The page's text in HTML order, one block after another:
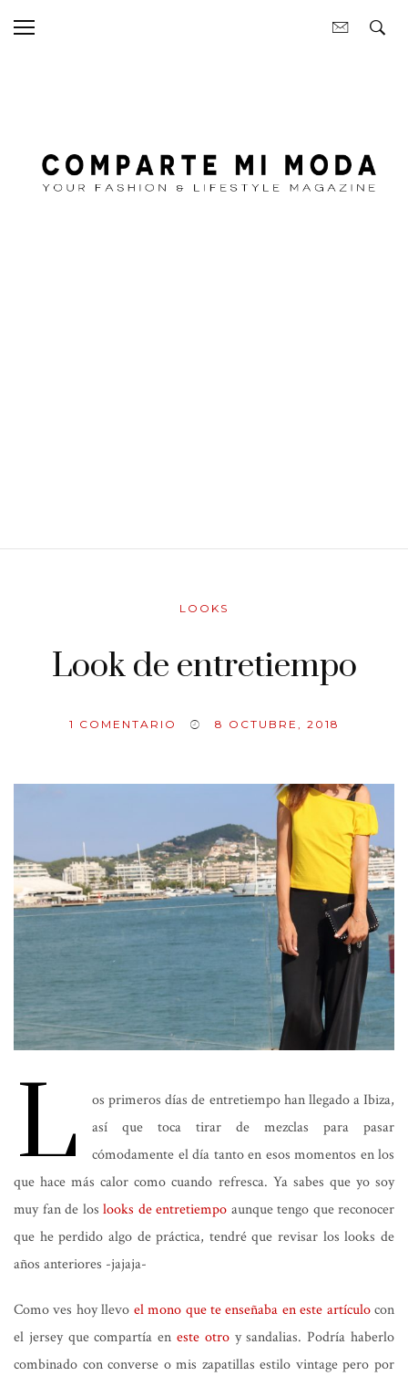
LOOKS
Look de entretiempo
1 COMENTARIO 8 OCTUBRE, 2018
L
os primeros días de entretiempo han llegado a Ibiza,
así que toca tirar de mezclas para pasar
cómodamente el día tanto en esos momentos en los
que hace más calor como cuando refresca. Ya sabes que yo soy
muy fan de los looks de entretiempo aunque tengo que reconocer
que he perdido algo de práctica, tendré que revisar los looks de
años anteriores -jajaja-
Como ves hoy llevo el mono que te enseñaba en este artículocon
el jersey que compartía en este otroy sandalias. Podría haberlo
combinado con converse o mis zapatillas estilo vintage pero por